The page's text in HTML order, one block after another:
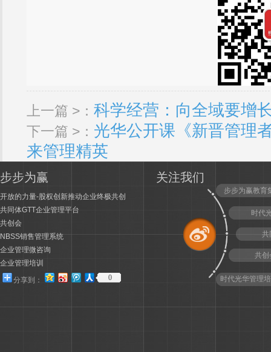
上一篇 >： 科学经营：向全域要增
下一篇 >： 光华公开课《新晋管理
来管理精英
步步为赢
开放的力量-股权创新推动企业终极共创
共同体GTT企业管理平台
共创会
NBSS销售管理系统
企业管理微咨询
企业管理培训
分享到：
0
关注我们
步步为赢教育
时代
共
共创
时代光华管理